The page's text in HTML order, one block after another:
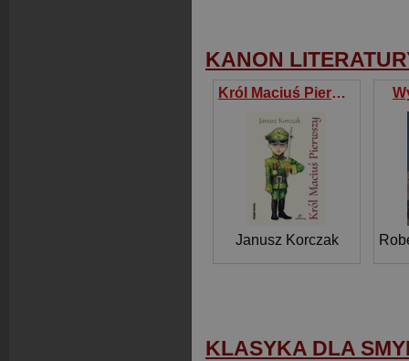
KANON
Król Maciuś Pierwszy
Janusz Korczak
KLASYKA DLA